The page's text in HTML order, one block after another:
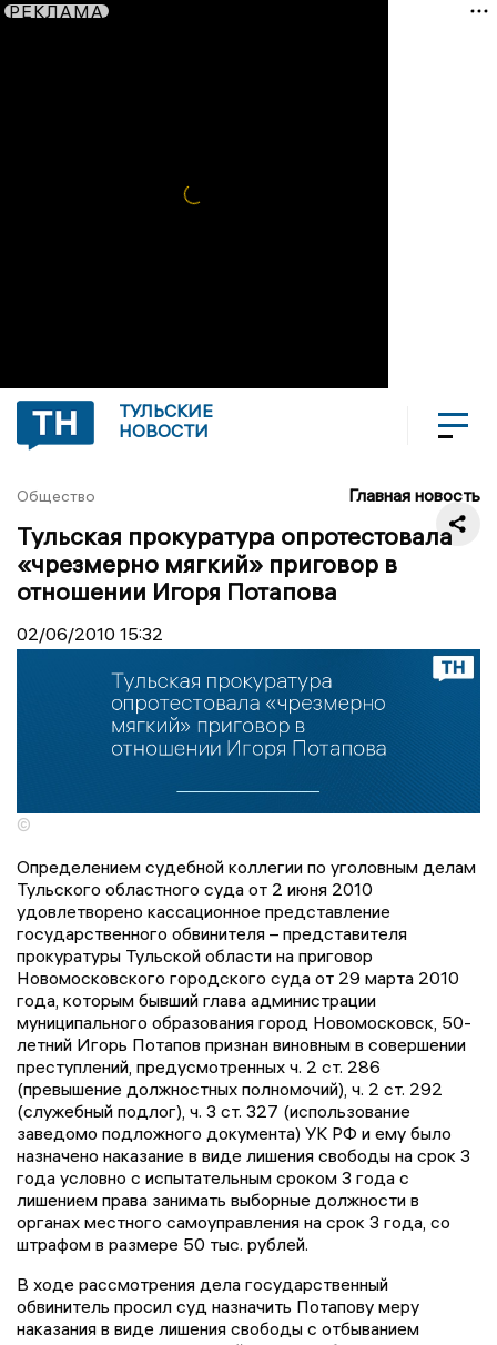
РЕКЛАМА
ТУЛЬСКИЕ
НОВОСТИ
Общество Главная новость
Тульская прокуратура опротестовала
«чрезмерно мягкий» приговор в
отношении Игоря Потапова
02/06/2010 15:32
©
Определением судебной коллегии по уголовным делам
Тульского областного суда от 2 июня 2010
удовлетворено кассационное представление
государственного обвинителя – представителя
прокуратуры Тульской области на приговор
Новомосковского городского суда от 29 марта 2010
года, которым бывший глава администрации
муниципального образования город Новомосковск, 50-
летний Игорь Потапов признан виновным в совершении
преступлений, предусмотренных ч. 2 ст. 286
(превышение должностных полномочий), ч. 2 ст. 292
(служебный подлог), ч. 3 ст. 327 (использование
заведомо подложного документа) УК РФ и ему было
назначено наказание в виде лишения свободы на срок 3
года условно с испытательным сроком 3 года с
лишением права занимать выборные должности в
органах местного самоуправления на срок 3 года, со
штрафом в размере 50 тыс. рублей.
В ходе рассмотрения дела государственный
обвинитель просил суд назначить Потапову меру
наказания в виде лишения свободы с отбыванием